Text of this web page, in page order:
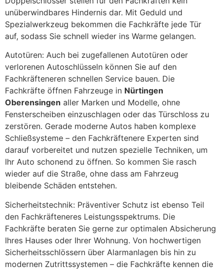
unüberwindbares Hindernis dar. Mit Geduld und
Spezialwerkzeug bekommen die Fachkräfte jede Tür
auf, sodass Sie schnell wieder ins Warme gelangen.
Autotüren: Auch bei zugefallenen Autotüren oder
verlorenen Autoschlüsseln können Sie auf den
Fachkräfteneren schnellen Service bauen. Die
Fachkräfte öffnen Fahrzeuge in Nürtingen
Oberensingen aller Marken und Modelle, ohne
Fensterscheiben einzuschlagen oder das Türschloss zu
zerstören. Gerade moderne Autos haben komplexe
Schließsysteme – den Fachkräftenere Experten sind
darauf vorbereitet und nutzen spezielle Techniken, um
Ihr Auto schonend zu öffnen. So kommen Sie rasch
wieder auf die Straße, ohne dass am Fahrzeug
bleibende Schäden entstehen.
Sicherheitstechnik: Präventiver Schutz ist ebenso Teil
den Fachkräfteneres Leistungsspektrums. Die
Fachkräfte beraten Sie gerne zur optimalen Absicherung
Ihres Hauses oder Ihrer Wohnung. Von hochwertigen
Sicherheitsschlössern über Alarmanlagen bis hin zu
modernen Zutrittssystemen – die Fachkräfte kennen die